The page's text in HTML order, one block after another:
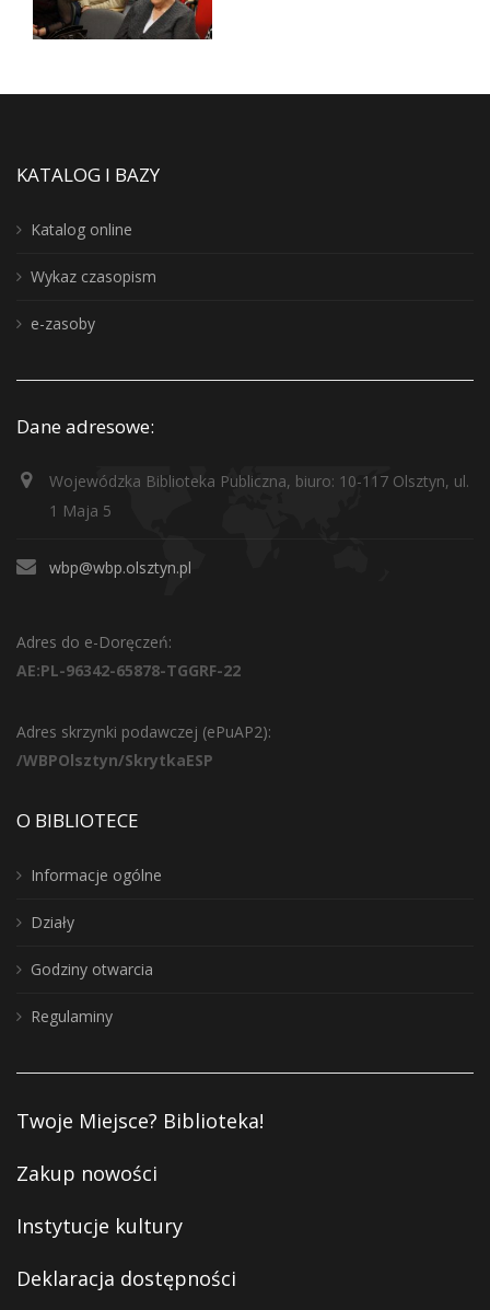
KATALOG I BAZY
Katalog online
Wykaz czasopism
e-zasoby
Dane adresowe:
Wojewódzka Biblioteka Publiczna, biuro: 10-117 Olsztyn, ul.
1 Maja 5
wbp@wbp.olsztyn.pl
Adres do e-Doręczeń:
AE:PL-96342-65878-TGGRF-22
Adres skrzynki podawczej (ePuAP2):
/WBPOlsztyn/SkrytkaESP
O BIBLIOTECE
Informacje ogólne
Działy
Godziny otwarcia
Regulaminy
Twoje Miejsce? Biblioteka!
Zakup nowości
Instytucje kultury
Deklaracja dostępności